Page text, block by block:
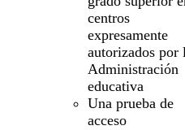
centros
expresamente
autorizados por
Administración
educativa
Una prueba de
acceso